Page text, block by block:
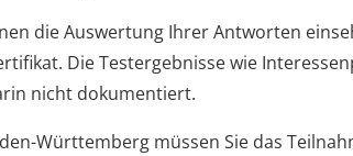
die Auswertung Ihrer Antworten
Die Testergebnisse wie
nicht dokumentiert.
Württemberg müssen Sie das